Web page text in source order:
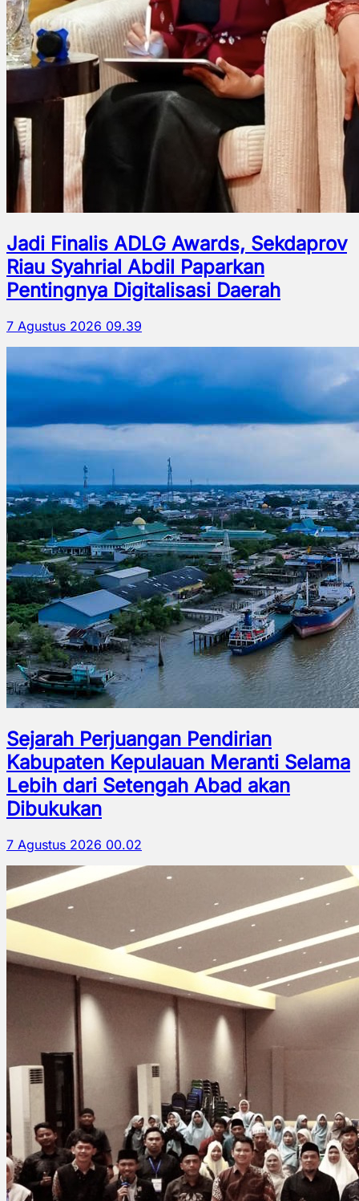
Jadi Finalis ADLG Awards, Sekdaprov
Riau Syahrial Abdil Paparkan
Pentingnya Digitalisasi Daerah
7 Agustus 2026 09.39
Sejarah Perjuangan Pendirian
Kabupaten Kepulauan Meranti Selama
Lebih dari Setengah Abad akan
Dibukukan
7 Agustus 2026 00.02